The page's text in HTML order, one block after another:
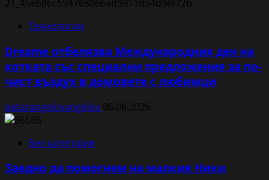
Технологии
Dreame отбелязва Международния ден на
котката със специални предложения за по-
чист въздух в домовете с любимци
petarangelovangelov 06.08.2026
Без категория
Заедно да помогнем на малкия Ники